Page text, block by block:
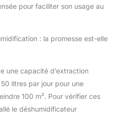
pour faciliter son usage au
: la promesse est-elle
une capacité d’extraction
litres par jour pour une
100 m². Pour vérifier ces
le déshumidificateur